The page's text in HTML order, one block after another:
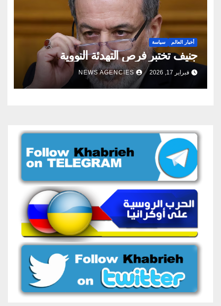
أخبار العالم سياسة
جنيف تختبر فرص التهدئة النووية
فبراير 17, 2026 NEWS AGENCIES